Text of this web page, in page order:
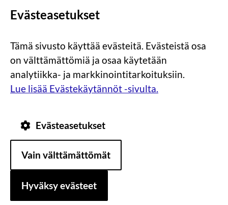
Sosiaalinen
media:
instagram
Sosiaalinen
media:
facebook
Sosiaalinen
media:
youtube
Sosiaalinen
media:
snapchat
Tietosuoja
Evästeasetukset
Tämä sivusto käyttää evästeitä. Evästeistä osa
on välttämättömiä ja osaa käytetään
analytiikka- ja markkinointitarkoituksiin.
Lue lisää Evästekäytännöt -sivulta.
Evästeasetukset
Vain välttämättömät
Hyväksy evästeet